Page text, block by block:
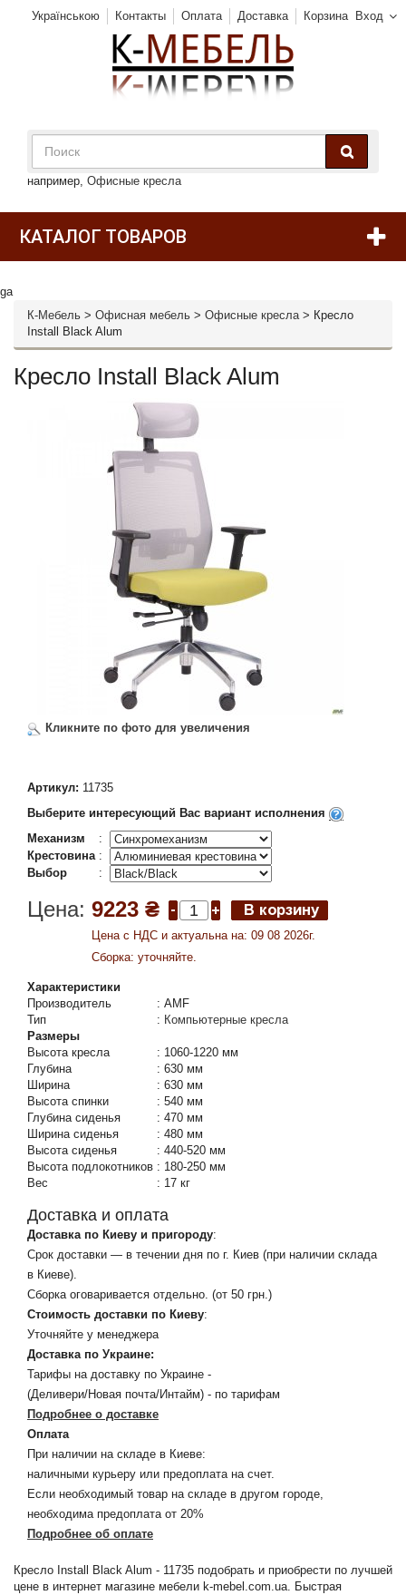
Вход
Українською Контакты Оплата Доставка Корзина
например, Офисные кресла
КАТАЛОГ ТОВАРОВ
ga
К-Мебель > Офисная мебель > Офисные кресла> Кресло
Install Black Alum
Кресло Install Black Alum
Кликните по фото для увеличения
Артикул: 11735
Выберите интересующий Вас вариант исполнения
Механизм
:
Крестовина:
Выбор
:
Цена: 9223 ₴
Цена c НДС и актуальна на: 09 08 2026г.
Сборка: уточняйте.
Характеристики
Производитель
: AMF
Тип
: Компьютерные кресла
Размеры
Высота кресла
: 1060-1220 мм
Глубина
: 630 мм
Ширина
: 630 мм
Высота спинки
: 540 мм
Глубина сиденья
: 470 мм
Ширина сиденья
: 480 мм
Высота сиденья
: 440-520 мм
Высота подлокотников : 180-250 мм
Вес
: 17 кг
Доставка и оплата
Доставка по Киеву и пригороду:
Срок доставки — в течении дня по г. Киев (при наличии склада
в Киеве).
Сборка оговаривается отдельно. (от 50 грн.)
Стоимость доставки по Киеву:
Уточняйте у менеджера
Доставка по Украине:
Тарифы на доставку по Украине -
(Деливери/Новая почта/Интайм) - по тарифам
Подробнее о доставке
Оплата
При наличии на складе в Киеве:
наличными курьеру или предоплата на счет.
Если необходимый товар на складе в другом городе,
необходима предоплата от 20%
Подробнее об оплате
Кресло Install Black Alum - 11735 подобрать и приобрести по лучшей
цене в интернет магазине мебели k-mebel.com.ua. Быстрая